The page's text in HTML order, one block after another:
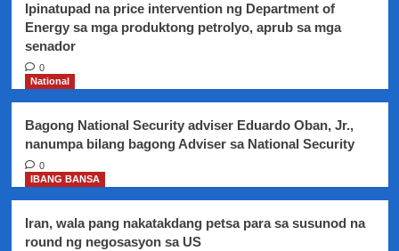
,
pinababantayan
Ipinatupad na price intervention ng Department of
Energy sa mga produktong petrolyo, aprub sa mga
senador
0
National
Bagong National Security adviser Eduardo Oban, Jr.,
nanumpa bilang bagong Adviser sa National Security
0
IBANG BANSA
Iran, wala pang nakatakdang petsa para sa susunod na
round ng negosasyon sa US